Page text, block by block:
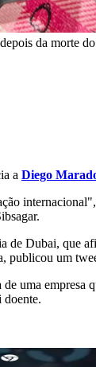
da morte
a Diego
de Dubai, que
publicou um
uma empresa
doente.